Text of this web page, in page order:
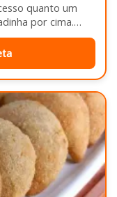
quanto um
por cima.